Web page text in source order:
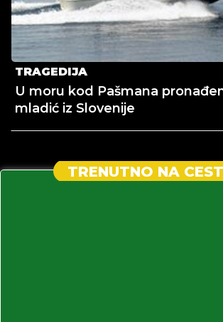
TRAGEDIJA
U moru kod Pašmana
mladić iz Slovenije
TRENUTNO NA